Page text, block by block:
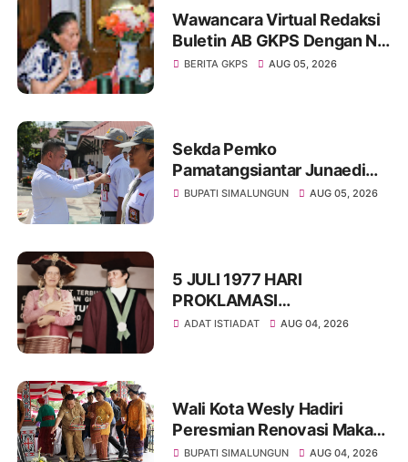
Wawancara Virtual Redaksi
Buletin AB GKPS Dengan Ny
St RK Purba Pakpak Boru
BERITA GKPS AUG 05, 2026
Sekda Pemko
Pamatangsiantar Junaedi
Pembina Upacara
BUPATI SIMALUNGUN AUG 05, 2026
5 JULI 1977 HARI
PROKLAMASI
KEMERDEKAAN BAHASA
ADAT ISTIADAT AUG 04, 2026
Wali Kota Wesly Hadiri
Peresmian Renovasi Makam
dr. Djasamen Saragih, Ajak
BUPATI SIMALUNGUN AUG 04, 2026